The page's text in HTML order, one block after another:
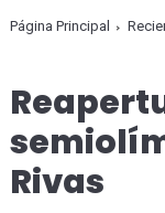
Página Principal
Rivas